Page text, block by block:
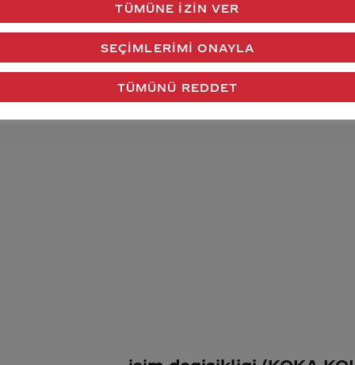
verdiğimiz cevap aklındaki soru işaretlerini giderdi
Gönder
TÜMÜNE İZIN VER
TÜMÜNÜ REDDET
SEÇIMLERIMI ONAYLA